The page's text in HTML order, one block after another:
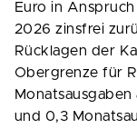
Euro in
2026 zinsfrei
Rücklagen der
Obergrenze für
und 0,3